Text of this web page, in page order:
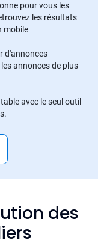
pour vous les
les résultats
mobile
d'annonces
annonces de plus
avec le seul outil
des